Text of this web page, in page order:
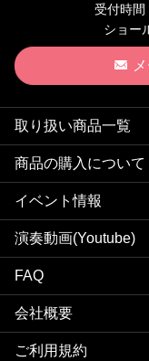
受付時
ショール
取り扱い商品一覧
商品の購入について
イベント情報
演奏動画(Youtube)
FAQ
会社概要
ご利用規約